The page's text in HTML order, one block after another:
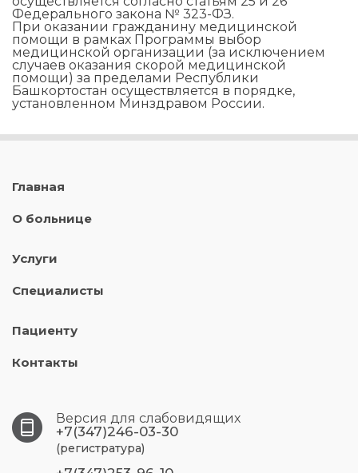
Федерального закона № 323-ФЗ.
При оказании гражданину медицинской
помощи в рамках Программы выбор
медицинской организации (за исключением
случаев оказания скорой медицинской
помощи) за пределами Республики
Башкортостан осуществляется в порядке,
установленном Минздравом России.
Главная
О больнице
Услуги
Специалисты
Пациенту
Контакты
Версия для слабовидящих
+7(347)246-03-30
(регистратура)